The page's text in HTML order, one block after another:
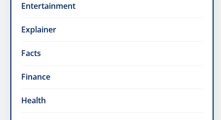
Entertainment
Explainer
Facts
Finance
Health